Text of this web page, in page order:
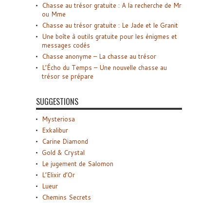
Chasse au trésor gratuite : A la recherche de Mr
ou Mme
Chasse au trésor gratuite : Le Jade et le Granit
Une boîte à outils gratuite pour les énigmes et
messages codés
Chasse anonyme – La chasse au trésor
L’Écho du Temps – Une nouvelle chasse au
trésor se prépare
SUGGESTIONS
Mysteriosa
Exkalibur
Carine Diamond
Gold & Crystal
Le jugement de Salomon
L’Elixir d’Or
Lueur
Chemins Secrets